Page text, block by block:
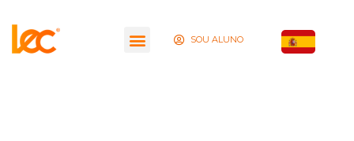
SOU ALUNO